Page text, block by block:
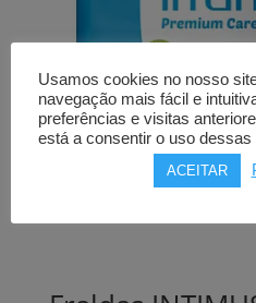
Usamos cookies no nosso
navegação mais fácil e
preferências e visitas
está a consentir o uso dessas
ACEITAR